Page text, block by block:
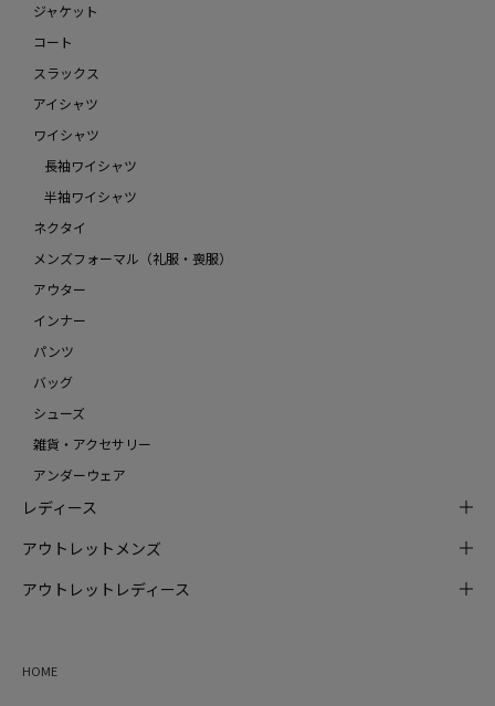
ジャケット
コート
スラックス
アイシャツ
ワイシャツ
長袖ワイシャツ
半袖ワイシャツ
ネクタイ
メンズフォーマル（礼服・喪服）
アウター
インナー
パンツ
バッグ
シューズ
雑貨・アクセサリー
アンダーウェア
レディース
アウトレットメンズ
アウトレットレディース
HOME